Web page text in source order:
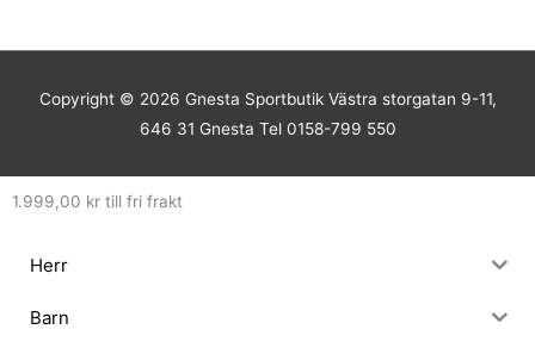
Copyright © 2026 Gnesta SportbutikVästra storgatan 9-11,
646 31 Gnesta Tel 0158-799 550
1.999,00 kr till fri frakt
Herr
Barn